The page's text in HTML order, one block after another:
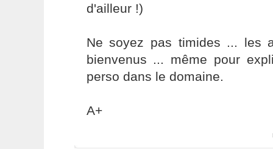
d'ailleur !)
Ne soyez pas timides ... les
bienvenus ... même pour
perso dans le domaine.
A+